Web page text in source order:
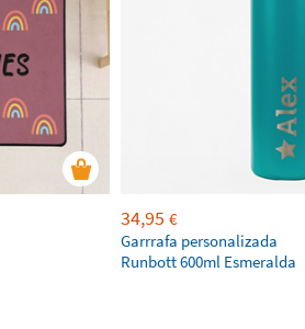
34,95 €
Garrrafa personalizada
Runbott 600ml Esmeralda